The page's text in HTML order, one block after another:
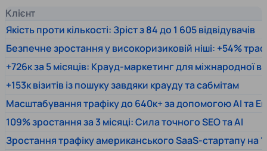
Клієнт
Якість проти кількості: Зріст з 84 до 1 605 відвідувачів
Безпечне зростання у високоризиковій ніші: +54%
+726к за 5 місяців: Крауд-маркетинг для міжнародної
+153к візитів із пошуку завдяки крауду та сабмітам
Масштабування трафіку до 640к+ за допомогою AI та
109% зростання за 3 місяці: Сила точного SEO та AI
Зростання трафіку американського SaaS-стартапу на